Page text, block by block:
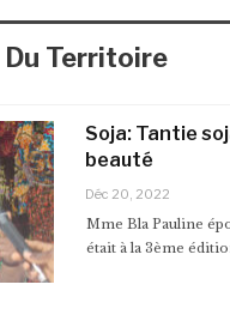
Territoire
Soja: Tantie
beauté
Déc 20, 2022
Mme Bla Pauline
était à la 3ème